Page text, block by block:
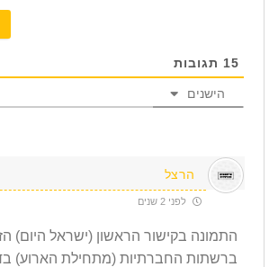
15 תגובות
הישנים
הרצל
לפני 2 שנים
התמונה בקישור הראשון (ישראל היום)
ברשתות החברתיות (מתחילת הארוע)